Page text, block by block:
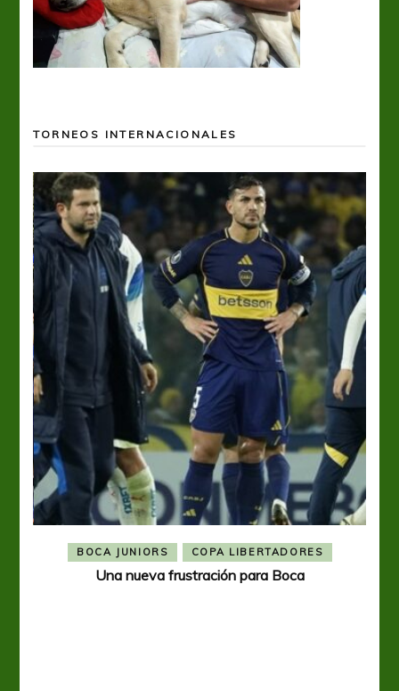
TORNEOS INTERNACIONALES
BOCA JUNIORS COPA LIBERTADORES
Una nueva frustración para Boca